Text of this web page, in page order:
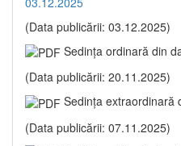
(Data publicării: 03.12.2025)
Sedinţa ordinară din
(Data publicării: 20.11.2025)
Sedinţa extraordinară
(Data publicării: 07.11.2025)